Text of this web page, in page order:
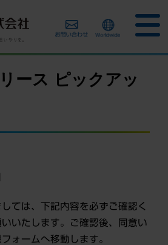
ース ピックアッ
ては、下記内容を必ずご確認く
いたします。ご確認後、同意い
ォームへ移動します。